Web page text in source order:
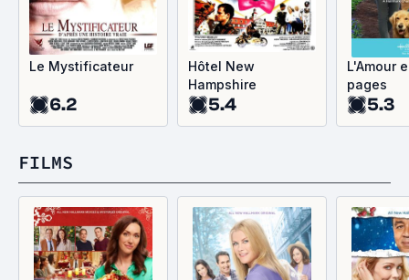
Le Mystificateur
6.2
Hôtel New
Hampshire
5.4
L'Amour
pages
5.3
FILMS